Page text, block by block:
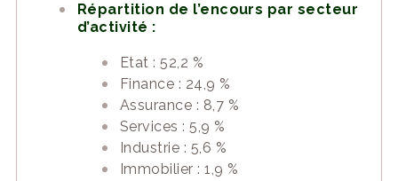
Répartition de l’encours par secteur
d’activité :
Etat : 52,2 %
Finance : 24,9 %
Assurance : 8,7 %
Services : 5,9 %
Industrie : 5,6 %
Immobilier : 1,9 %